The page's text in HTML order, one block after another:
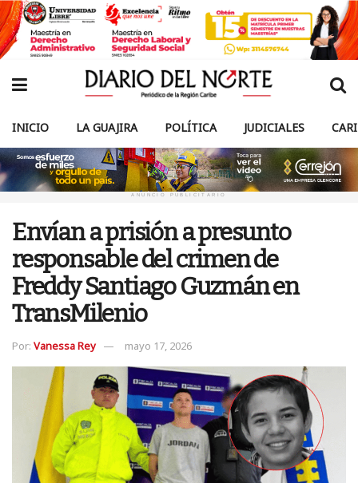
INICIO LA GUAJIRA POLÍTICA JUDICIALES
ANUNCIO PUBLICITARIO
Envían a prisión a presunto
responsable del crimen de
Freddy Santiago Guzmán en
TransMilenio
Por: Vanessa Rey mayo 17, 2026